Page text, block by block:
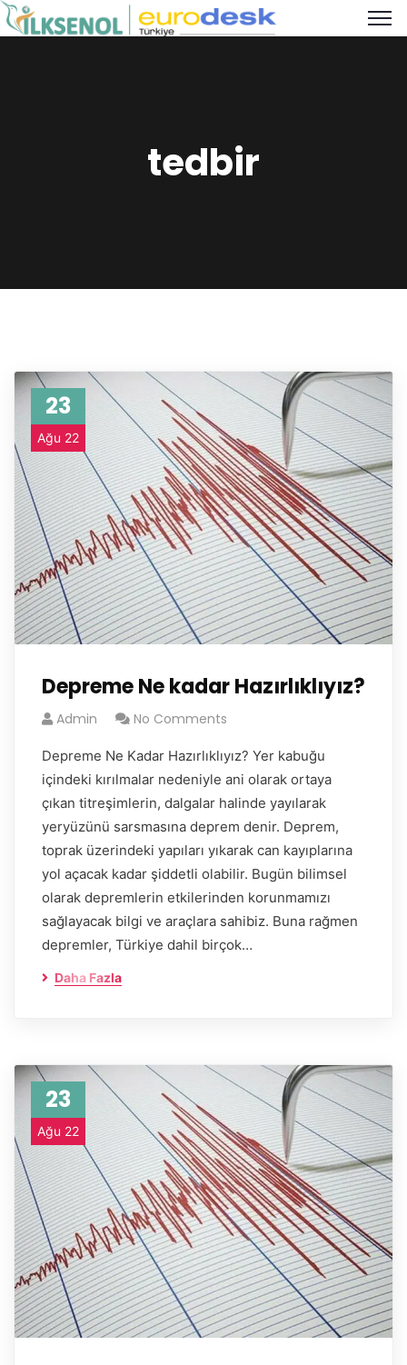
tedbir
23
Ağu 22
Depreme Ne kadar Hazırlıklıyız?
Admin No Comments
Depreme Ne Kadar Hazırlıklıyız? Yer kabuğu
içindeki kırılmalar nedeniyle ani olarak ortaya
çıkan titreşimlerin, dalgalar halinde yayılarak
yeryüzünü sarsmasına deprem denir. Deprem,
toprak üzerindeki yapıları yıkarak can kayıplarına
yol açacak kadar şiddetli olabilir. Bugün bilimsel
olarak depremlerin etkilerinden korunmamızı
sağlayacak bilgi ve araçlara sahibiz. Buna rağmen
depremler, Türkiye dahil birçok…
Daha Fazla
23
Ağu 22